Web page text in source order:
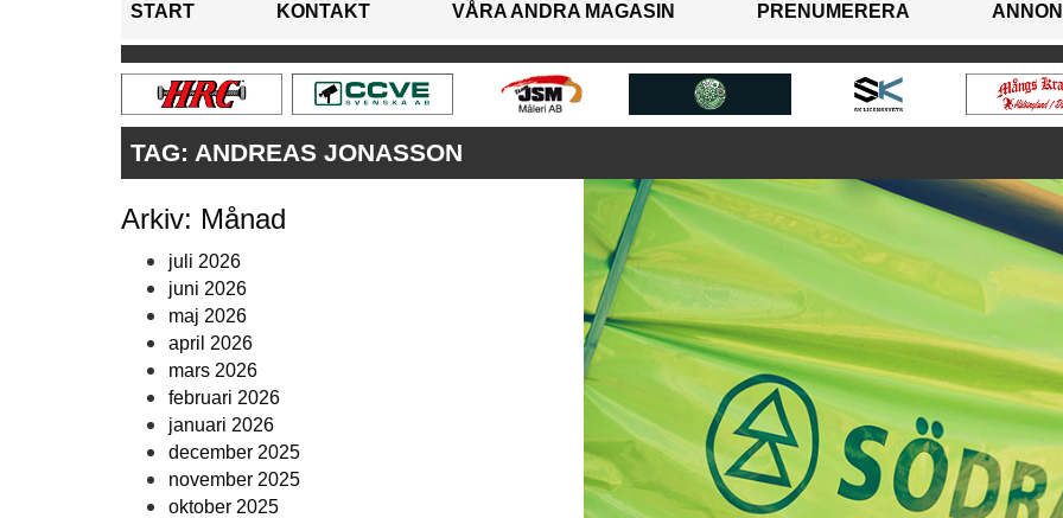
START KONTAKT VÅRA ANDRA MAGASIN PRENUMERERA
TAG: ANDREAS JONASSON
Arkiv: Månad
juli 2026
juni 2026
maj 2026
april 2026
mars 2026
februari 2026
januari 2026
december 2025
november 2025
oktober 2025